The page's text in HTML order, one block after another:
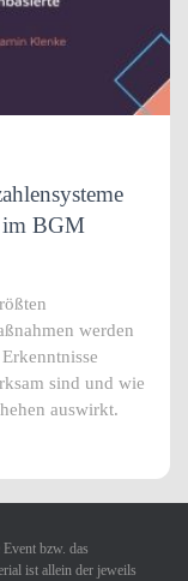
im BGM
werden
sind und wie
auswirkt.
bzw. das
ist allein der jeweils